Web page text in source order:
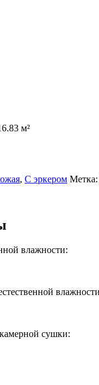
м²
, С эркером Метка:
влажности:
сушки: